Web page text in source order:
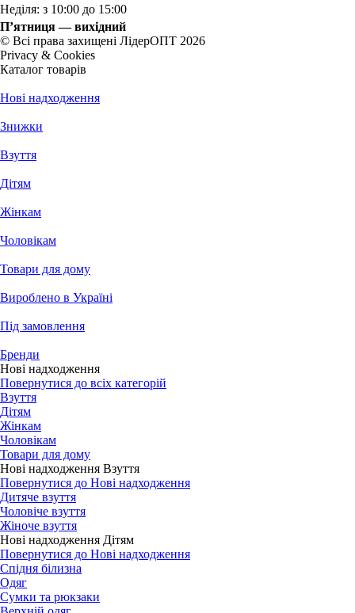
Неділя: з 10:00 до 15:00
П’ятниця — вихідний
© Всі права захищені ЛідерОПТ 2026
Privacy & Cookies
Каталог товарів
Нові надходження
Знижки
Взуття
Дітям
Жінкам
Чоловікам
Товари для дому
Вироблено в Україні
Під замовлення
Бренди
Нові надходження
Повернутися до всіх категорій
Взуття
Дітям
Жінкам
Чоловікам
Товари для дому
Нові надходження Взуття
Повернутися до Нові надходження
Дитяче взуття
Чоловіче взуття
Жіноче взуття
Нові надходження Дітям
Повернутися до Нові надходження
Спідня білизна
Одяг
Сумки та рюкзаки